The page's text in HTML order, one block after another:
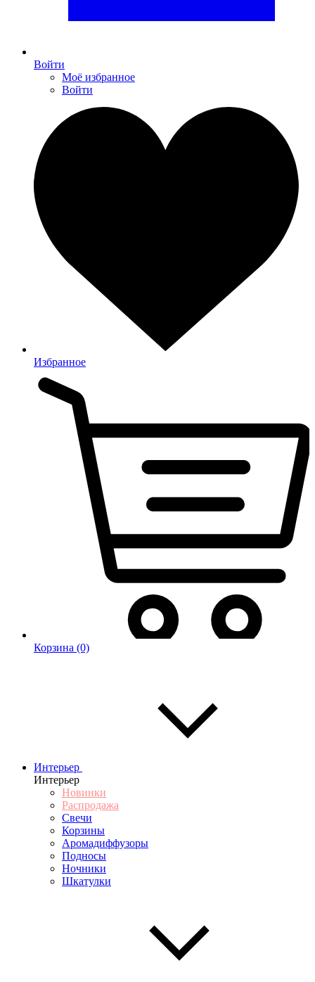
Войти
Моё избранное
Войти
Избранное
Корзина (0)
Интерьер
Интерьер
Новинки
Распродажа
Свечи
Корзины
Аромадиффузоры
Подносы
Ночники
Шкатулки